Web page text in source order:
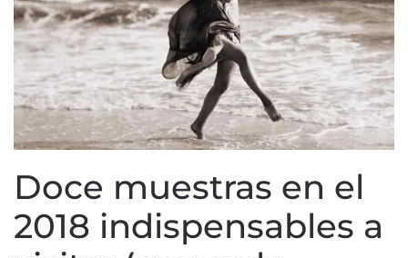
Doce muestras en el
2018 indispensables a